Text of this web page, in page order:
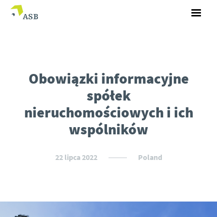
Obowiązki informacyjne
spółek
nieruchomościowych i ich
wspólników
22 lipca 2022 Poland